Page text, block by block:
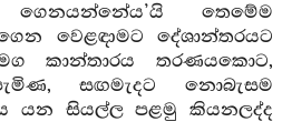
තෙමේම
වෙළඳාමට දේශාන්තරයට
කාන්තාරය තරණයකොට,
සඟමැදට නොබැසම
යන සියල්ල පළමු කියනලද්ද